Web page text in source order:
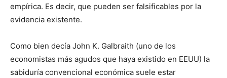
empírica. Es decir, que pueden ser falsificables por la
evidencia existente.
Como bien decía John K. Galbraith (uno de los
economistas más agudos que haya existido en EEUU) la
sabiduría convencional económica suele estar